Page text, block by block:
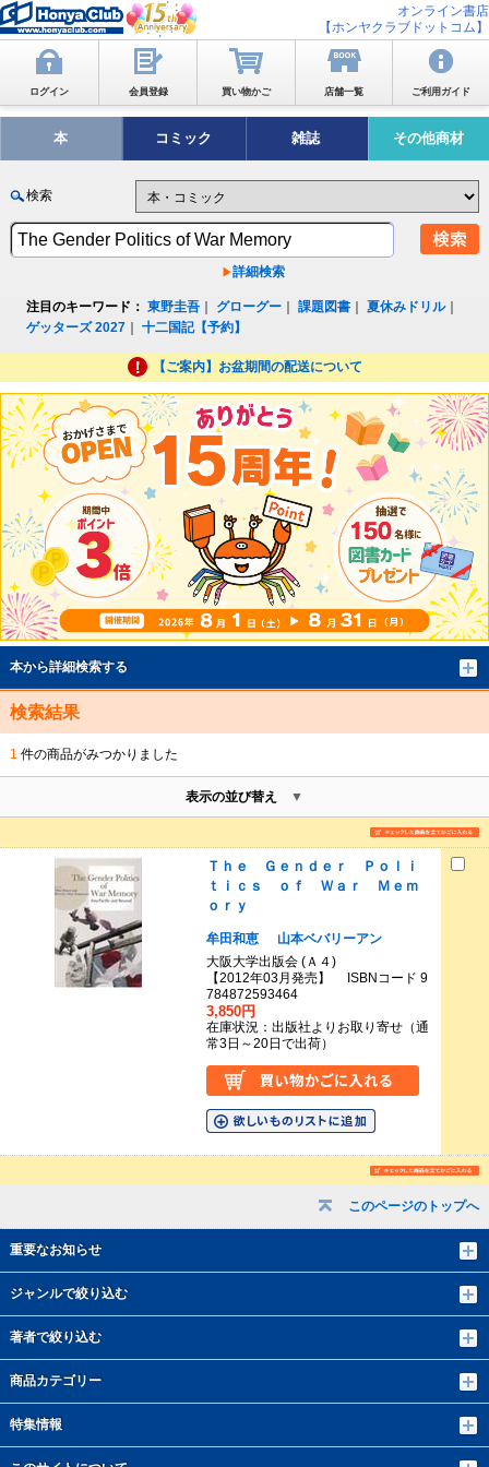
オンライン書店
【ホンヤクラブドットコム】
ログイン 会員登録 買い物かご 店舗一覧 ご利用ガイド
本 コミック 雑誌 その他商材
検索
詳細検索
注目のキーワード： 東野圭吾 グローグー ｜課題図書 ｜夏休みドリル｜
ゲッターズ 2027 ｜十二国記【予約】
【ご案内】お盆期間の配送について
このページのトップへ
重要なお知らせ
ジャンルで絞り込む
著者で絞り込む
商品カテゴリー
特集情報
本から詳細検索する
検索結果
1 件の商品がみつかりました
表示の並び替え
Ｔｈｅ Ｇｅｎｄｅｒ Ｐｏｌｉ
ｔｉｃｓ ｏｆ Ｗａｒ Ｍｅｍ
ｏｒｙ
牟田和恵
山本ベバリーアン
大阪大学出版会 (Ａ４)
【2012年03月発売】 ISBNコード 9
784872593464
3,850円
在庫状況：出版社よりお取り寄せ（通
常3日～20日で出荷）